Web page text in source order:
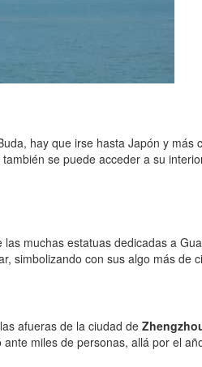
hay que irse hasta Japón y más
se puede acceder a su
muchas estatuas dedicadas a
simbolizando con sus algo más
afueras de la ciudad de
miles de personas, allá por el